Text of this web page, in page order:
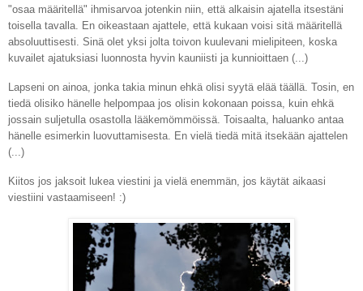
"osaa määritellä" ihmisarvoa jotenkin niin, että alkaisin ajatella itsestäni
toisella tavalla. En oikeastaan ajattele, että kukaan voisi sitä määritellä
absoluuttisesti. Sinä olet yksi jolta toivon kuulevani mielipiteen, koska
kuvailet ajatuksiasi luonnosta hyvin kauniisti ja kunnioittaen (...)
Lapseni on ainoa, jonka takia minun ehkä olisi syytä elää täällä. Tosin, en
tiedä olisiko hänelle helpompaa jos olisin kokonaan poissa, kuin ehkä
jossain suljetulla osastolla lääkemömmöissä. Toisaalta, haluanko antaa
hänelle esimerkin luovuttamisesta. En vielä tiedä mitä itsekään ajattelen
(...)
Kiitos jos jaksoit lukea viestini ja vielä enemmän, jos käytät aikaasi
viestiini vastaamiseen! :)